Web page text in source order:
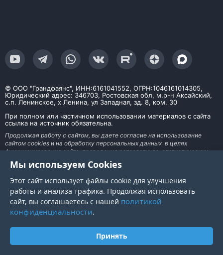
© ООО "Грандфаянс", ИНН:6161041552, ОГРН:1046161014305,
Юридический адрес: 346703, Ростовская обл, м.р-н Аксайский,
с.п. Ленинское, х Ленина, ул Западная, зд. 8, ком. 30
При полном или частичном использовании материалов с сайта
ссылка на источник обязательна.
Продолжая работу с сайтом, вы даете согласие на использование
сайтом cookies и на обработку персональных данных в целях
функционирования сайта, проведения ретаргетинга, статистических
исследований, улучшения сервиса и предоставления релевантной
рекламной информации на основе ваших предпочтений и интересов. На
Главная Меню Каталог Корзина Войти
Мы используем Cookies
Этот сайт использует файлы cookie для улучшения
работы и анализа трафика. Продолжая использовать
сайт, вы соглашаетесь с нашей политикой
конфиденциальности.
Принять